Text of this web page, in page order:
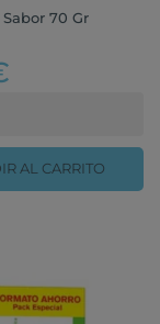
70 Gr
AL CARRITO